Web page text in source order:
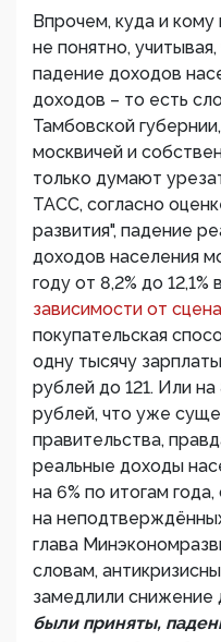
Впрочем, куда и
не понятно,
падение доходов
доходов – то есть
Тамбовской
москвичей и
только думают
ТАСС, согласно
развития", падение
доходов населения
году от 8,2% до
зависимости от
покупательская
одну тысячу
рублей до 121. Или
рублей, что уже
правительства,
реальные доходы
на 6% по итогам
на
глава
словам,
замедлили снижение
были приняты,